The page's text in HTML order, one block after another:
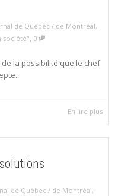
de Québec / de Montréal,
société" 0
la possibilité que le chef
En lire plus
de Québec / de Montréal,